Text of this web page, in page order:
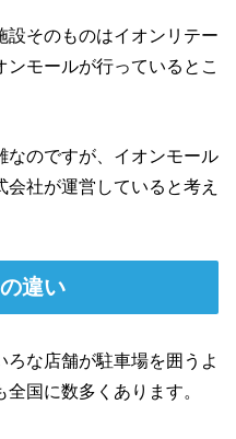
設そのものはイオンリテー
モールが行っているとこ
なのですが、イオンモール
社が運営していると考え
違い
な店舗が駐車場を囲うよ
国に数多くあります。